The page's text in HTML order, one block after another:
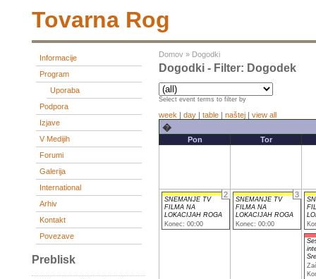
Tovarna Rog
Informacije
Program
Uporaba
Podpora
Izjave
V Medijih
Forumi
Galerija
International
Arhiv
Kontakt
Povezave
Preblisk
Domov » Dogodki
Dogodki - Filter: Dogodek
Select event terms to filter by
week | day | table | naštej | view all
�
Pon Tor
2
SNEMANJE TV
FILMA NA
LOKACIJAH ROGA
Konec: 00:00
3
SNEMANJE TV
FILMA NA
LOKACIJAH ROGA
Konec: 00:00